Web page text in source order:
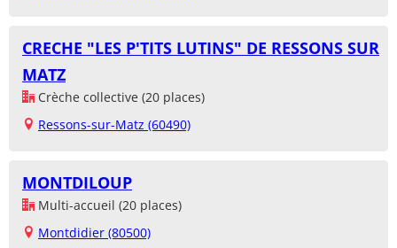
CRECHE "LES P'TITS LUTINS" DE RESSONS SUR
MATZ
Crèche collective (20 places)
Ressons-sur-Matz (60490)
MONTDILOUP
Multi-accueil (20 places)
Montdidier (80500)